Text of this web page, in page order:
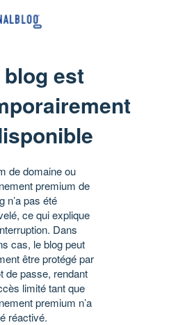
blog est
de domaine ou
premium de
n’a pas été
ce qui explique
Dans
cas, le blog peut
être protégé par
de passe, rendant
limité tant que
premium n’a
réactivé.